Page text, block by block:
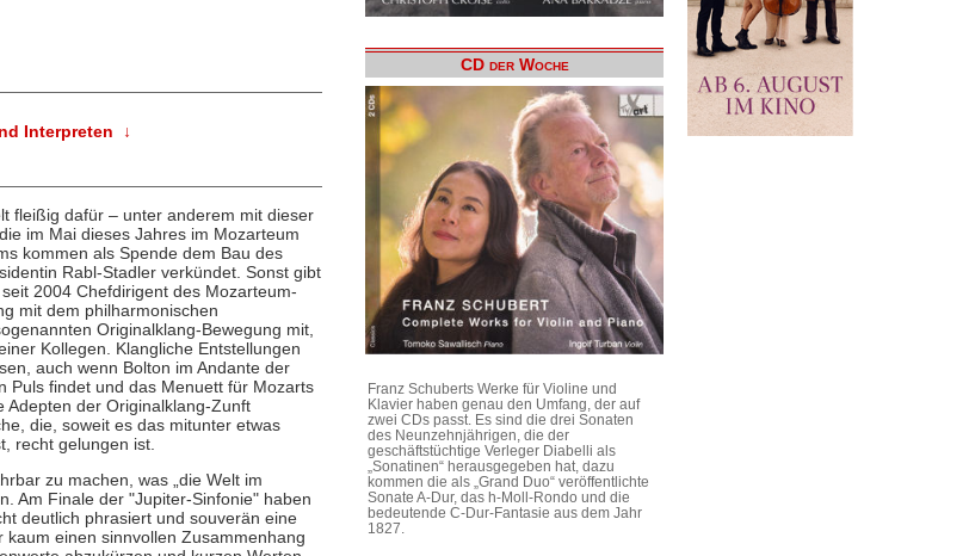
Interpreten ↓
fleißig dafür – unter anderem mit dieser
im Mai dieses Jahres im Mozarteum
kommen als Spende dem Bau des
Rabl-Stadler verkündet. Sonst gibt
2004 Chefdirigent des Mozarteum-
mit dem philharmonischen
Originalklang-Bewegung mit,
Kollegen. Klangliche Entstellungen
auch wenn Bolton im Andante der
Puls findet und das Menuett für Mozarts
Adepten der Originalklang-Zunft
die, soweit es das mitunter etwas
recht gelungen ist.
zu machen, was „die Welt im
Am Finale der "Jupiter-Sinfonie" haben
deutlich phrasiert und souverän eine
einen sinnvollen Zusammenhang
CD der Woche
Franz Schuberts Werke für Violine und
Klavier haben genau den Umfang, der auf
zwei CDs passt. Es sind die drei Sonaten
des Neunzehnjährigen, die der
geschäftstüchtige Verleger Diabelli als
„Sonatinen“ herausgegeben hat, dazu
kommen die als „Grand Duo“ veröffentlichte
Sonate A-Dur, das h-Moll-Rondo und die
bedeutende C-Dur-Fantasie aus dem Jahr
1827.